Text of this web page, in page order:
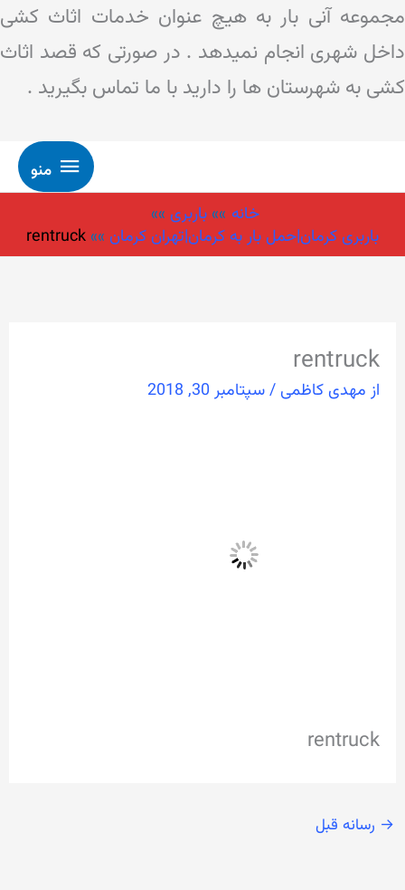
مجموعه آنی بار به هیچ عنوان خدمات اثاث کشی
داخل شهری انجام نمیدهد . در صورتی که قصد اثاث
کشی به شهرستان ها را دارید با ما تماس بگیرید .
به
محتوا
منومنو
خانه
باربری
باربری کرمان|حمل بار به کرمان|تهران کرمان
rentruck
rentruck
از مهدی کاظمی /سپتامبر 30, 2018
rentruck
→ رسانه قبل